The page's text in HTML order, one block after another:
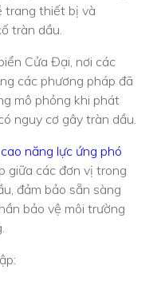
trang thiết bị và
tràn dầu.
Cửa Đại, nơi các
các phương pháp đã
mô phỏng khi phát
nguy cơ gây tràn dầu.
năng lực ứng phó
giữa các đơn vị trong
đảm bảo sẵn sàng
bảo vệ môi trường